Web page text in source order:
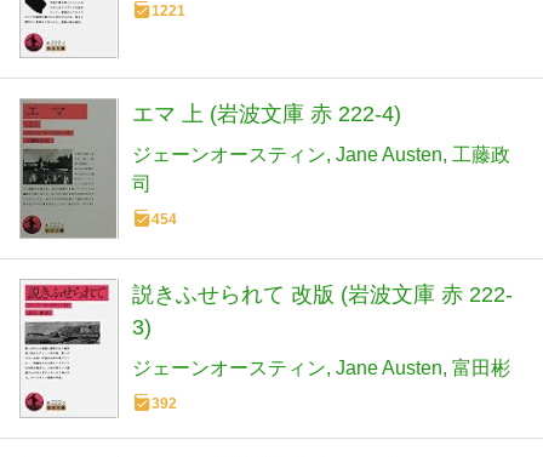
1221
エマ 上 (岩波文庫 赤 222-4)
ジェーンオースティン Jane Austen 工藤政
司
454
説きふせられて 改版 (岩波文庫 赤 222-
3)
ジェーンオースティン Jane Austen 富田彬
392